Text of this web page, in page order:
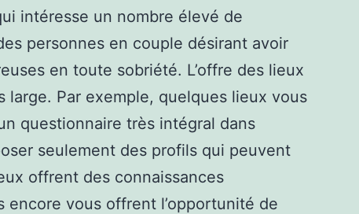
intéresse un nombre élevé de
personnes en couple désirant avoir
en toute sobriété. L’offre des lieux
large. Par exemple, quelques lieux vous
questionnaire très intégral dans
seulement des profils qui peuvent
offrent des connaissances
encore vous offrent l’opportunité de